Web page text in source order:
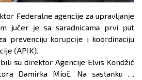
Federalne agencije za upravljanje
jučer je sa saradnicama prvi put
prevenciju korupcije i koordinaciju
(APIK).
su direktor Agencije Elvis Kondžić
Damirka Mioč. Na sastanku je